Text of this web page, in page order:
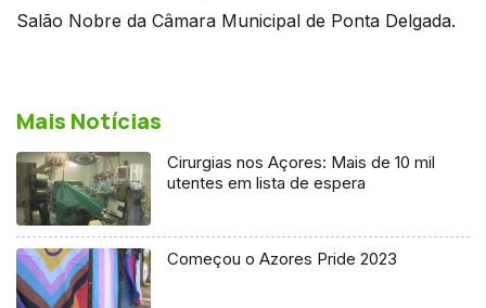
Salão Nobre da Câmara Municipal de Ponta Delgada.
Mais Notícias
Cirurgias nos Açores: Mais de 10 mil
utentes em lista de espera
Começou o Azores Pride 2023